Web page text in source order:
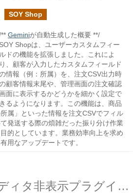
SOY Shop
Geminiが自動生成した概要 **/
SOY Shopは、ユーザーカスタムフィー
ルドの機能を拡張しました。これによ
り、顧客が入力したカスタムフィールド
情報（例：所属）を、注文CSV出力時
顧客情報末尾や、管理画面の注文確認
面に表示するかどうかを細かく設定で
きるようになります。この機能は、商品
属」といった情報を注文CSVでフィル
発送する際の煩雑だった振り分け作業
的としています。業務効率向上を求め
用なアップデートです。
SOY CMSでエディタ非表示プラグインを作成しました